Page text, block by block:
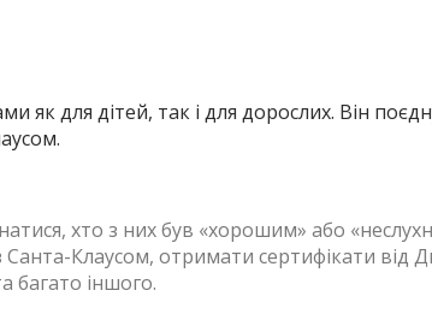
для дітей, так і для дорослих. Він
хто з них був «хорошим» або
Клаусом, отримати сертифікати від
багато іншого.